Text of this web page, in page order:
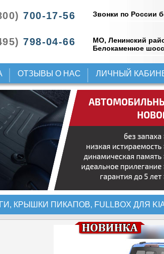
700-17-56
798-04-66
Звонки по России
МО, Ленинский
Белокаменное
ОТЗЫВЫ О НАС ЛИЧНЫЙ
КРЫШКИ ПИКАПОВ, FULLBOX ДЛЯ